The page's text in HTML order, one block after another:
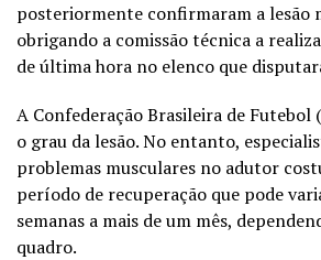
posteriormente confirmaram a lesão
obrigando a comissão técnica a
de última hora no elenco que
A Confederação Brasileira de Futebol
o grau da lesão. No entanto,
problemas musculares no adutor
período de recuperação que pode
semanas a mais de um mês,
quadro.